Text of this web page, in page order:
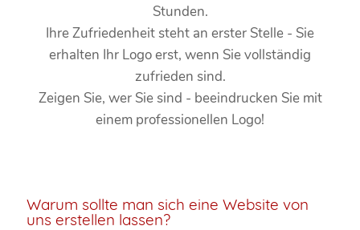
Stunden.
Ihre Zufriedenheit steht an erster Stelle - Sie
erhalten Ihr Logo erst, wenn Sie vollständig
zufrieden sind.
Zeigen Sie, wer Sie sind - beeindrucken Sie mit
einem professionellen Logo!
Warum sollte man sich eine Website von
uns erstellen lassen?